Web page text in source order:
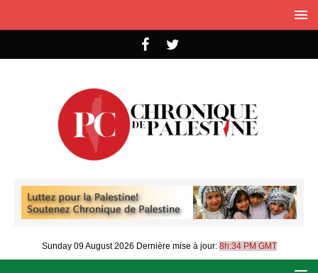
Sunday 09 August 2026 Dernière mise à jour: 8h:34 PM GMT